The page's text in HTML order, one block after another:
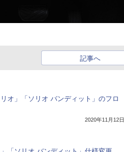
記事へ
オ」「ソリオ バンディット」のフロ
2020年11月12日